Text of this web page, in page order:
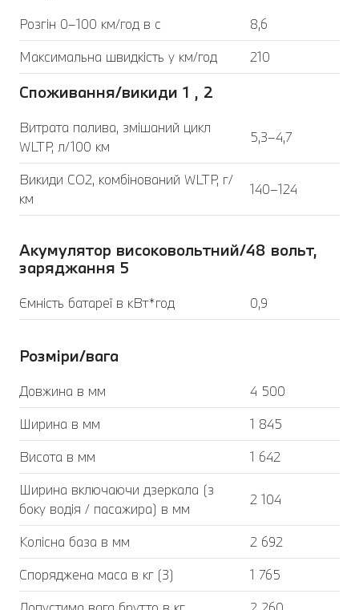
Розгін 0–100 км/год в с
8,6
Максимальна швидкість у км/год
210
Споживання/викиди 1 , 2
Витрата палива, змішаний цикл
WLTP, л/100 км
5,3–4,7
Викиди CO2, комбінований WLTP, г/
км
140–124
Акумулятор високовольтний/48 вольт,
заряджання 5
Ємність батареї в кВт*год 0,9
Розміри/вага
Довжина в мм
4 500
Ширина в мм
1 845
Висота в мм
1 642
Ширина включаючи дзеркала (з
боку водія / пасажира) в мм
2 104
Колісна база в мм
2 692
Споряджена маса в кг (3)
1 765